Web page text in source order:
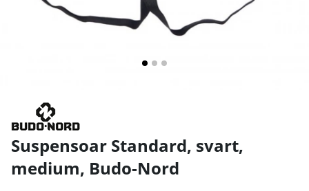
Suspensoar Standard, svart,
medium, Budo-Nord